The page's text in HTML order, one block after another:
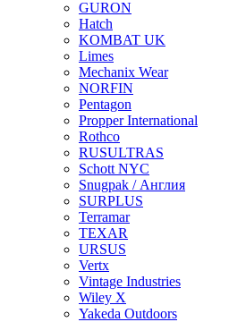
GURON
Hatch
KOMBAT UK
Limes
Mechanix Wear
NORFIN
Pentagon
Propper International
Rothco
RUSULTRAS
Schott NYC
Snugpak / Англия
SURPLUS
Terramar
TEXAR
URSUS
Vertx
Vintage Industries
Wiley X
Yakeda Outdoors